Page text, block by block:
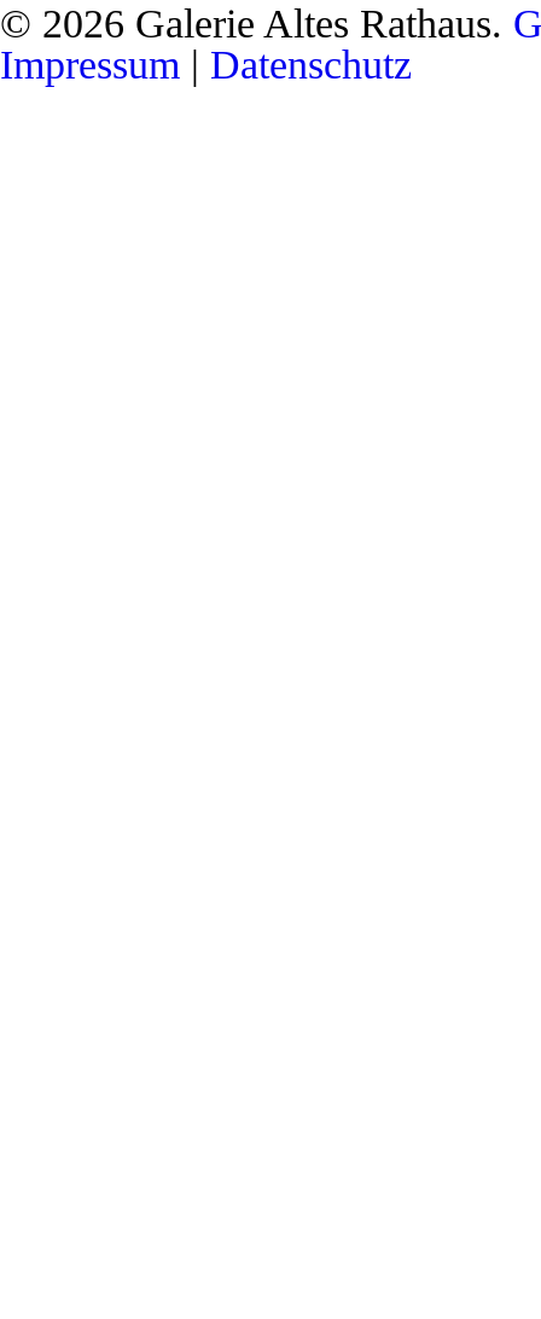
© 2026 Galerie Altes Rathaus.
Impressum | Datenschutz